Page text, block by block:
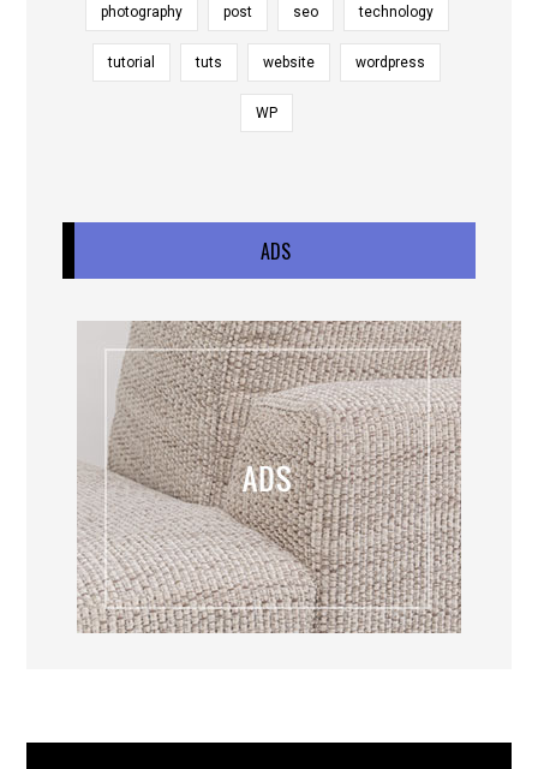
photography post seo technology
tutorial tuts website wordpress
WP
ADS